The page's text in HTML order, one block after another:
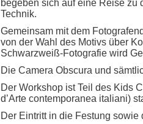
begeben sich auf eine Reise zu
Technik.
Gemeinsam mit dem
von der Wahl des Motivs über
Schwarzweiß-Fotografie wird
Die Camera Obscura und
Der Workshop ist Teil des Kids
d’Arte contemporanea italiani)
Der Eintritt in die Festung